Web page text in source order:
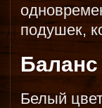
подушек,
Баланс
Белый